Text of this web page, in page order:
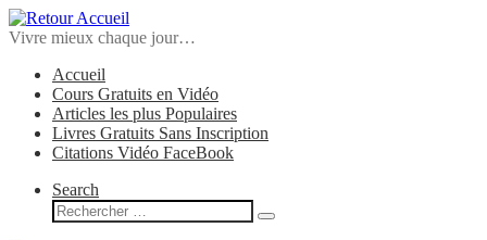
Skip
to
Vivre mieux chaque jour…
Accueil
Cours Gratuits en Vidéo
Articles les plus Populaires
Livres Gratuits Sans Inscription
Citations Vidéo FaceBook
Search
Search
Rechercher